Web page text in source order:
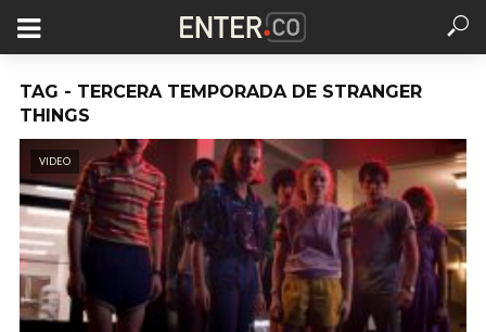
TAG - TERCERA TEMPORADA DE STRANGER
THINGS
VIDEO